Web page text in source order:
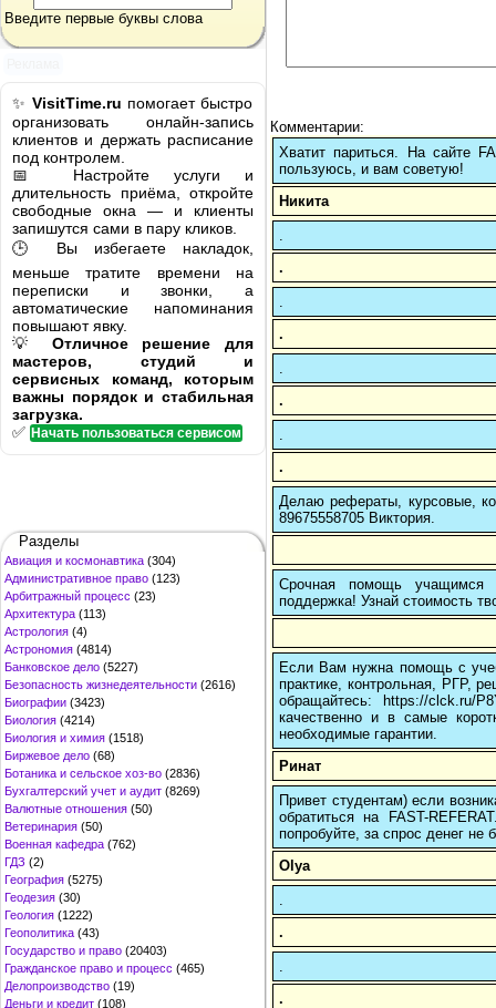
Введите первые буквы слова
✨ VisitTime.ru помогает быстро
организовать онлайн-запись
клиентов и держать расписание
под контролем.
📅 Настройте услуги и
длительность приёма, откройте
свободные окна — и клиенты
запишутся сами в пару кликов.
🕒 Вы избегаете накладок,
меньше тратите времени на
переписки и звонки, а
автоматические напоминания
повышают явку.
💡 Отличное решение для
мастеров, студий и
сервисных команд, которым
важны порядок и стабильная
загрузка.
✅ Начать пользоваться сервисом
Разделы
Авиация и космонавтика (304)
Административное право (123)
Арбитражный процесс (23)
Архитектура (113)
Астрология (4)
Астрономия (4814)
Банковское дело (5227)
Безопасность жизнедеятельности (2616)
Биографии (3423)
Биология (4214)
Биология и химия (1518)
Биржевое дело (68)
Ботаника и сельское хоз-во (2836)
Бухгалтерский учет и аудит (8269)
Валютные отношения (50)
Ветеринария (50)
Военная кафедра (762)
ГДЗ (2)
География (5275)
Геодезия (30)
Геология (1222)
Геополитика (43)
Государство и право (20403)
Гражданское право и процесс (465)
Делопроизводство (19)
Деньги и кредит (108)
Комментарии:
Хватит париться. На сайте
пользуюсь, и вам советую!
Никита
.
.
.
.
Делаю рефераты, курсовые,
89675558705 Виктория.
Срочная помощь учащимся в
поддержка! Узнай стоимость
Если Вам нужна помощь с
практике, контрольная, РГР,
обращайтесь: https://clck.ru/
качественно и в самые
необходимые гарантии.
Ринат
Привет студентам) если
обратиться на FAST-
попробуйте, за спрос денег не
Olya
.
.